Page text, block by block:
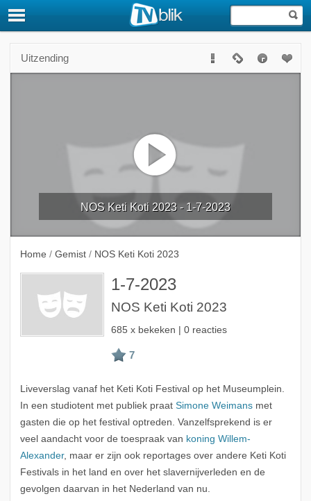
Uitzending
NOS Keti Koti 2023 - 1-7-2023
Home / Gemist / NOS Keti Koti 2023
1-7-2023
NOS Keti Koti 2023
685 x bekeken | 0 reacties
Liveverslag vanaf het Keti Koti Festival op het Museumplein.
In een studiotent met publiek praat Simone Weimansmet
gasten die op het festival optreden. Vanzelfsprekend is er
veel aandacht voor de toespraak van koning Willem-
Alexander, maar er zijn ook reportages over andere Keti Koti
Festivals in het land en over het slavernijverleden en de
gevolgen daarvan in het Nederland van nu.